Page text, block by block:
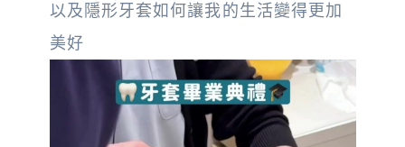
以及隱形牙套如何讓我的生活變得更加
美好